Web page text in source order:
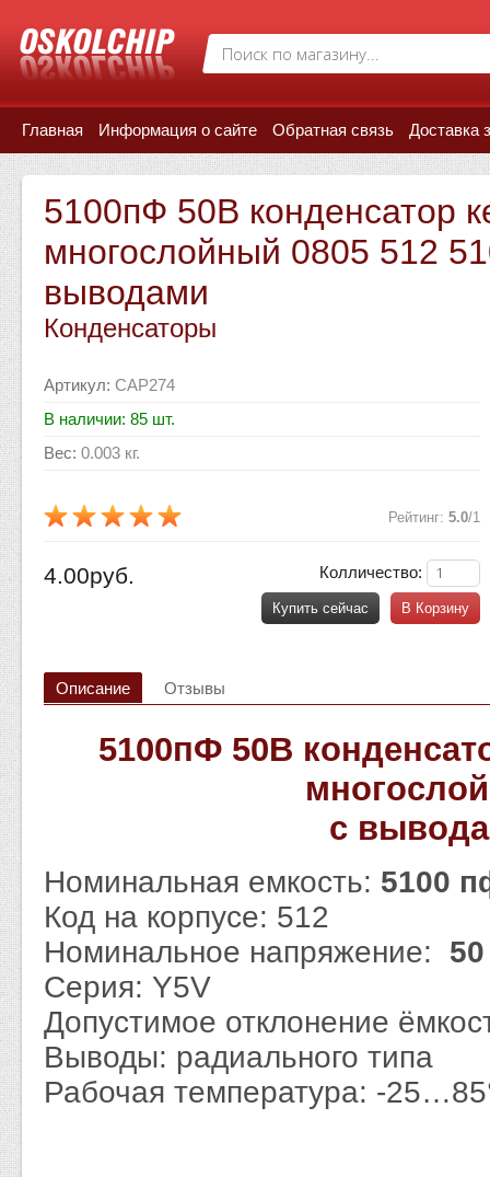
Главная Информация о сайте Обратная связь Доставка
5100пФ 50В конденсатор
многослойный 0805 512
выводами
Конденсаторы
Артикул: CAP274
В наличии: 85 шт.
Вес: 0.003 кг.
Рейтинг: 5.0/1
Колличество:
В Корзину
Купить сейчас
4.00руб.
Описание Отзывы
5100пФ 50В
с
Номинальная емкость: 5100
Код на корпусе: 512
Номинальное напряжение:
Серия: Y5V
Допустимое отклонение
Выводы: радиального типа
Рабочая температура: -